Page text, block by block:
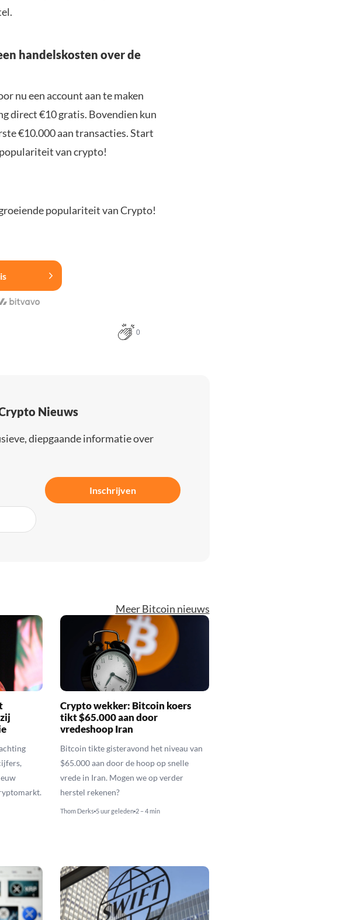
handelskosten over de
nu een account aan te maken
direct €10 gratis. Bovendien kun
€10.000 aan transacties. Start
van crypto!
populariteit van Crypto!
0
Nieuws
diepgaande informatie over
Inschrijven
Meer Bitcoin nieuws
Crypto wekker: Bitcoin koers
tikt $65.000 aan door
vredeshoop Iran
Bitcoin tikte gisteravond het niveau van
$65.000 aan door de hoop op snelle
vrede in Iran. Mogen we op verder
herstel rekenen?
Thom Derks 5 uur geleden 2 – 4 min